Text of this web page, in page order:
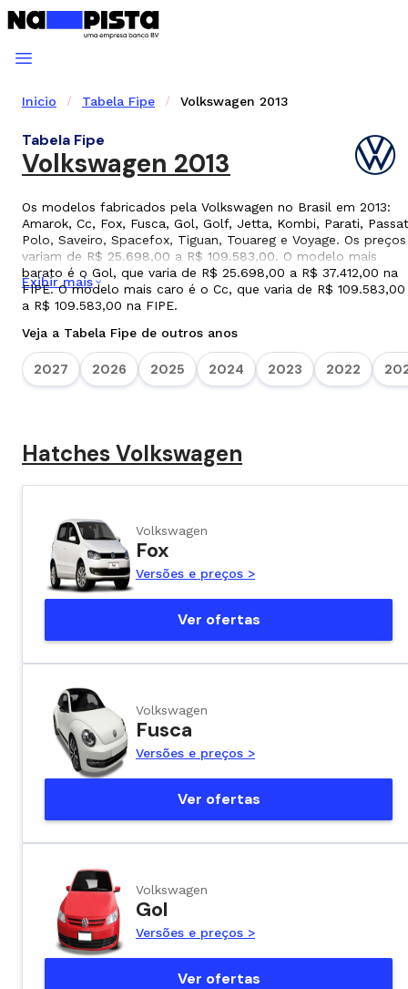
Inicio Tabela Fipe Volkswagen 2013
Tabela Fipe
Volkswagen 2013
Os modelos fabricados pela Volkswagen no Brasil em 2013:
Amarok, Cc, Fox, Fusca, Gol, Golf, Jetta, Kombi, Parati,
Polo, Saveiro, Spacefox, Tiguan, Touareg e Voyage. Os preços
variam de R$ 25.698,00 a R$ 109.583,00. O modelo mais
barato é o Gol, que varia de R$ 25.698,00 a R$ 37.412,00 na
FIPE. O modelo mais caro é o Cc, que varia de R$ 109.583,00
a R$ 109.583,00 na FIPE.
Exibir mais
Veja a Tabela Fipe de outros anos
2027 2026 2025 2024 2023 2022
Hatches Volkswagen
Volkswagen
Fox
Versões e preços >
Ver ofertas
Volkswagen
Fusca
Versões e preços >
Ver ofertas
Volkswagen
Gol
Versões e preços >
Ver ofertas